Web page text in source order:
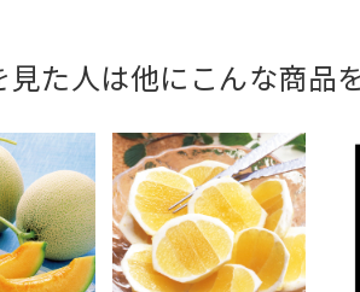
た人は他にこんな商品